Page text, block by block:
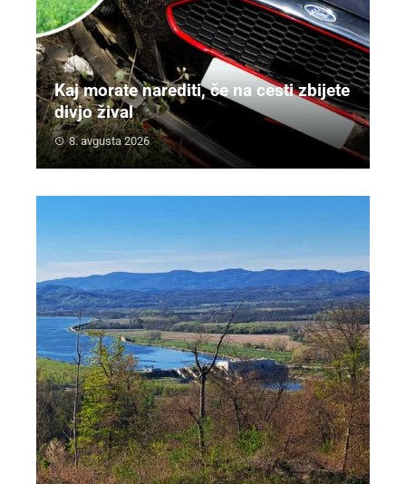
Kaj morate narediti, če na cesti zbijete
divjo žival
8. avgusta 2026